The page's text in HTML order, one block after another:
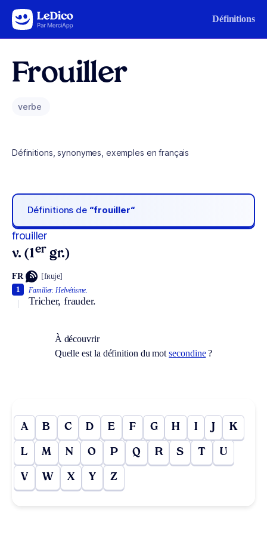
Aller au contenu Définitions
Frouiller
verbe
Définitions, synonymes, exemples en français
Définitions de “frouiller“
frouiller
v. (1er gr.)
FR [fʀuje]
Familier. Helvétisme.
Tricher, frauder.
1
À découvrir
Quelle est la définition du motsecondine?
A B C D E F G H I J K
L M N O P Q R S T U
V W X Y Z